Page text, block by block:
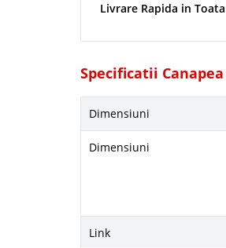
Livrare Rapida in
Specificatii
Dimensiuni
Dimensiuni
Link